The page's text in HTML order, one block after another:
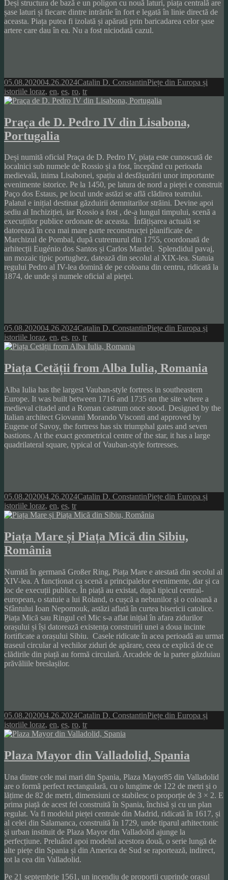
Deși structura de bază e un poligon cu nouă laturi, piața centrală are
șase laturi și fiecare dintre intrările în fort e legată în linie directă de
aceasta. Piața putea fi izolată și apărată prin baricadarea celor șase
artere care dau în ea. Nu a fost niciodată cazul.
Posted
on
05.08.202004.26.2024Author
Catalin D. ConstantinCategories
Piețe din Europa și
istoriile lorTags
az, en, es, ro, tr
Praça de D. Pedro IV din Lisabona,
Portugalia
Deși numită oficial Praça de D. Pedro IV, piața este cunoscută de
localnici sub numele de Rossio și a fost, începând cu perioada
medievală, inima Lisabonei, spațiu al desfășurării unor importante
evenimente istorice. Pe la 1450, pe latura de nord a pieței e construit
Paço dos Estaus, pe locul unde astăzi se află clădirea teatrului.
Palatul e inițial destinat găzduirii demnitarilor străini. Devine apoi
sediu al Inchiziției, iar Rossio a fost , de-a lungul timpului, scenă a
execuțiilor publice ordonate de aceasta. Înfățișarea actuală se
datorează în cea mai mare parte reconstrucței planificate de
Marchizul de Pombal, după cutremurul din 1755, coordonată de
arhitecții Eugénio dos Santos și Carlos Mardel. Splendidul pavaj,
un mozaic tipic portughez, datează din secolul al XIX-lea. Statuia
regului Pedro al IV-lea domină de pe coloana din centru, ridicată la
1874, de unde și numele oficial al pieței.
Posted
on
05.08.202004.26.2024Author
Catalin D. ConstantinCategories
Piețe din Europa și
istoriile lorTags
az, en, es, ro, tr
Piața Cetății from Alba Iulia, Romania
Alba Iulia has the largest Vauban-style fortress in southeastern
Europe. It was built between 1716 and 1735 on the site where a
medieval citadel and a Roman castrum once stood. Designed by the
Italian architect Giovanni Morando Visconti and approved by
Eugene of Savoy, the fortress has six triumphal gates and seven
bastions. At the exact geometrical centre of the star, it has a large
quadrilateral square, typical of Vauban-style fortresses.
Posted
on
05.08.202004.26.2024Author
Catalin D. ConstantinCategories
Piețe din Europa și
istoriile lorTags
az, en, es, tr
Piața Mare și Piața Mică din Sibiu,
România
Numită în germană Großer Ring, Piața Mare e atestată din secolul al
XIV-lea. A funcționat ca scenă a principalelor evenimente, dar și ca
loc de execuții publice. În piață au existat, după tipicul central-
european, o statuie a lui Roland, o cușcă a nebunilor și o coloană a
Sfântului Ioan Nepomouk, astăzi aflată în curtea bisericii catolice.
Piața Mică sau Ringul cel Mic s-a aflat inițial în afara zidurilor
orașului și își datorează existența construirii unei a doua incinte
fortificate a orașului Sibiu. Casele ridicate în acea perioadă au urmat
traseul circular al vechilor ziduri de apărare, ceea ce explică de ce
clădirile din piață au formă circulară. Arcadele de la parter găzduiau
prăvăliile breslașilor.
Posted
on
05.08.202004.26.2024Author
Catalin D. ConstantinCategories
Piețe din Europa și
istoriile lorTags
az, en, es, ro, tr
Plaza Mayor din Valladolid, Spania
Una dintre cele mai mari din Spania, Plaza Mayor85 din Valladolid
are o formă perfect rectangulară, cu o lungime de 122 de metri și o
lățime de 82 de metri, dimensiuni ce stabilesc o proporție de 3 × 2. E
prima piață de acest fel construită în Spania, închisă și cu un plan
regulat. Va fi modelul pieței centrale din Madrid, ridicată în 1617, și
al celei din Salamanca, construită în 1729, unde tiparul arhitectonic
și urban instituit de Plaza Mayor din Valladolid ajunge la
perfecțiune. Preluând apoi modelul acestora două, o serie lungă de
alte piețe din Spania și din America de Sud se raportează, indirect,
tot la cea din Valladolid.
Pe 21 septembrie 1561, un incendiu de proporții cuprinde orașul